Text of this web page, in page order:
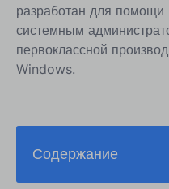
разработан для
системным
первоклассной
Windows.
Содержание